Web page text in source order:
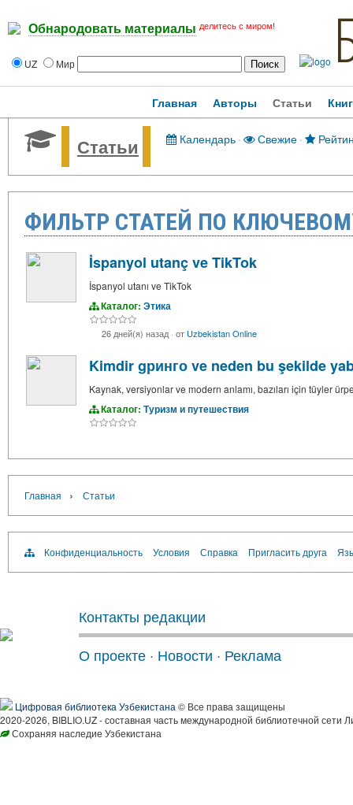
Обнародовать материалы делитесь с миром!
UZ Мир
Главная Авторы Статьи
Статьи Календарь· Свежие·
ФИЛЬТР СТАТЕЙ ПО
İspanyol utanç ve TikTok
İspanyol utanı ve TikTok
Каталог: Этика
26 дней(я) назад · от Uzbekistan Online
Kimdir gринго ve neden bu şekilde
Kaynak, versiyonlar ve modern anlamı, bazıları için tüyler
Каталог: Туризм и путешествия
Главная › Статьи
Конфиденциальность Условия Справка Пригласить друга
Контакты редакции
О проекте · Новости · Реклама
Цифровая библиотека Узбекистана © Все права защищены
2020-2026, BIBLIO.UZ - составная часть международной библиотечной сети
Сохраняя наследие Узбекистана